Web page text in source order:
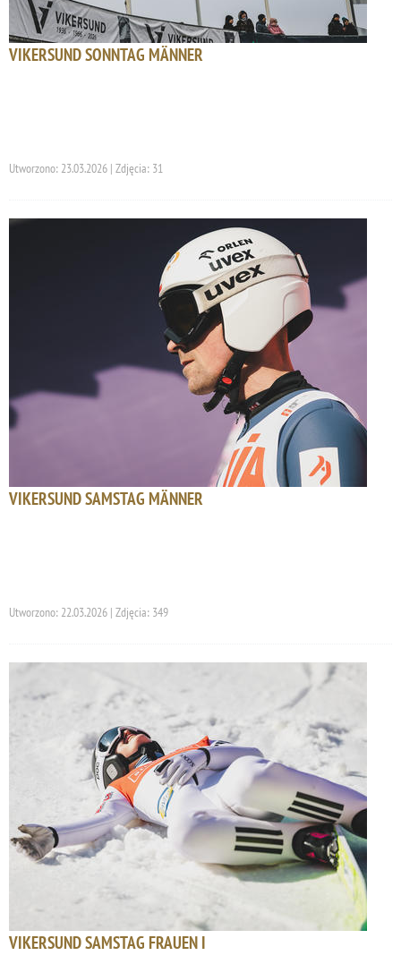
VIKERSUND SONNTAG MÄNNER
Utworzono: 23.03.2026 | Zdjęcia: 31
VIKERSUND SAMSTAG MÄNNER
Utworzono: 22.03.2026 | Zdjęcia: 349
VIKERSUND SAMSTAG FRAUEN I